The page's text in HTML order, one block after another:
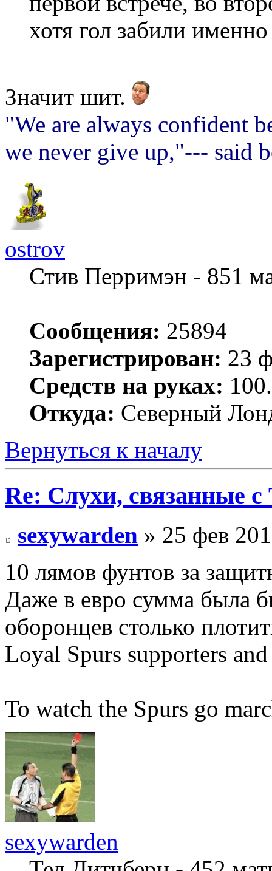
хотя гол забили
Значит шит.
"We are always confident
we never give up,"--- said
ostrov
Стив Перримэн - 851
Сообщения: 25894
Зарегистрирован: 23
Средств на руках:
Откуда: Северный
Вернуться к началу
Re: Слухи, связанные с
sexywarden » 25 фев
10 лямов фунтов за
Даже в евро сумма была
оборонцев столько
Loyal Spurs supporters
To watch the Spurs go
sexywarden